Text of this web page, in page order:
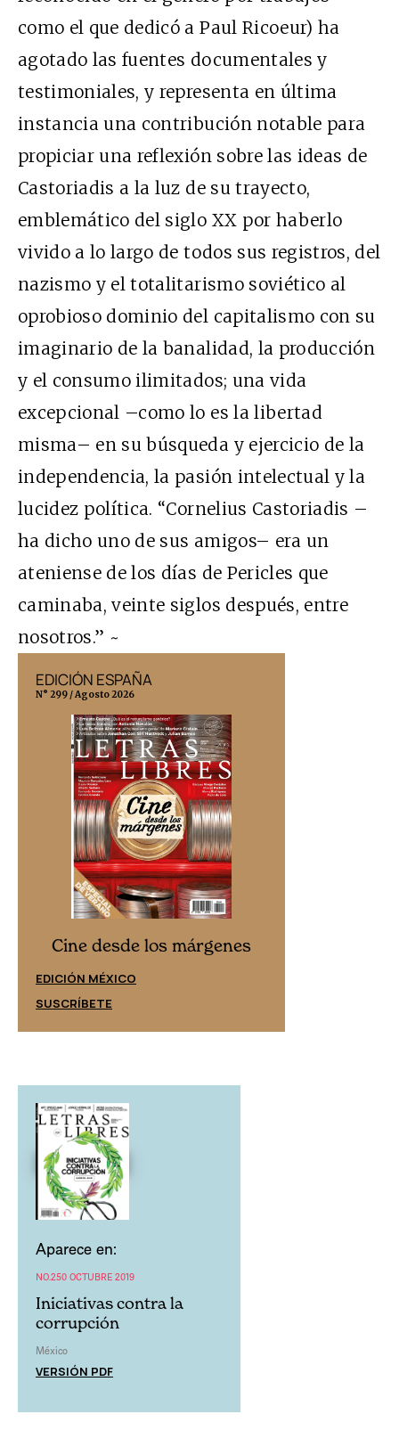
como el que dedicó a Paul Ricoeur) ha
agotado las fuentes documentales y
testimoniales, y representa en última
instancia una contribución notable para
propiciar una reflexión sobre las ideas de
Castoriadis a la luz de su trayecto,
emblemático del siglo XX por haberlo
vivido a lo largo de todos sus registros, del
nazismo y el totalitarismo soviético al
oprobioso dominio del capitalismo con su
imaginario de la banalidad, la producción
y el consumo ilimitados; una vida
excepcional –como lo es la libertad
misma– en su búsqueda y ejercicio de la
independencia, la pasión intelectual y la
lucidez política. “Cornelius Castoriadis –
ha dicho uno de sus amigos– era un
ateniense de los días de Pericles que
caminaba, veinte siglos después, entre
nosotros.” ~
EDICIÓN ESPAÑA
N° 299 / Agosto 2026
Cine desde los márgenes
EDICIÓN MÉXICO
SUSCRÍBETE
Aparece en:
NO.250 OCTUBRE 2019
Iniciativas contra la
corrupción
México
VERSIÓN PDF